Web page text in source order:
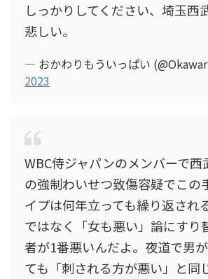
しっかりしてください、埼玉西
悲しい。
— おかわりもういっぱい
2023
WBC侍ジャパンのメンバーで西
の強制わいせつ致傷容疑でこの
イプは何年立っても繰り返され
ではなく「女も悪い」論にすり
者が1番悪いんだよ。夜道で男
ても「刺される方が悪い」と同